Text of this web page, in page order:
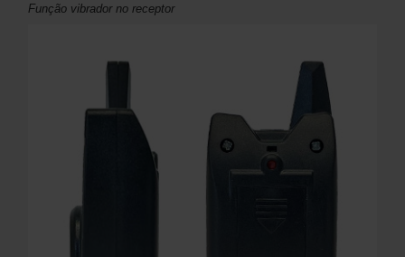
Função vibrador no receptor